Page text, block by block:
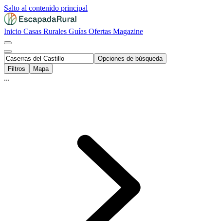
Salto al contenido principal
Inicio Casas Rurales Guías Ofertas Magazine
Opciones de búsqueda
Filtros
Mapa
...